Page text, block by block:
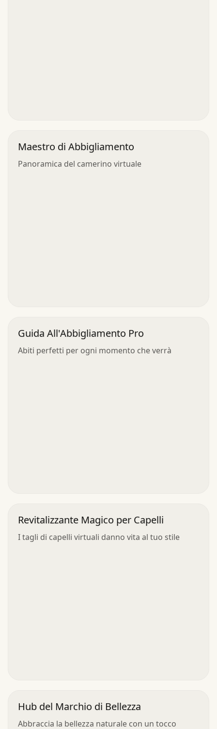
Maestro di Abbigliamento
Panoramica del camerino virtuale
Guida All'Abbigliamento Pro
Abiti perfetti per ogni momento che verrà
Revitalizzante Magico per Capelli
I tagli di capelli virtuali danno vita al tuo stile
Hub del Marchio di Bellezza
Abbraccia la bellezza naturale con un tocco